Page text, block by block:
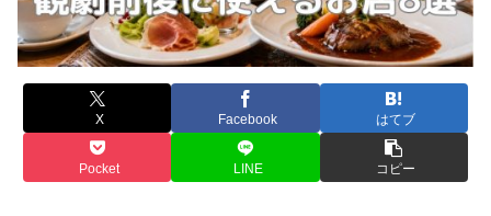
X Facebook はてブ
Pocket LINE コピー